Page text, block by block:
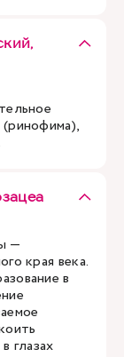
—
края века.
в
глазах